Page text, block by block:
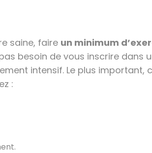
saine, faire un minimum
besoin de vous inscrire dans
intensif. Le plus important,
: